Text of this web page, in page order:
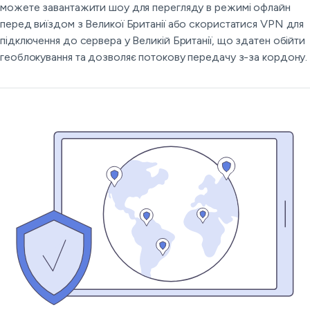
можете завантажити шоу для перегляду в режимі офлайн
перед виїздом з Великої Британії або скористатися VPN для
підключення до сервера у Великій Британії, що здатен обійти
геоблокування та дозволяє потокову передачу з-за кордону.